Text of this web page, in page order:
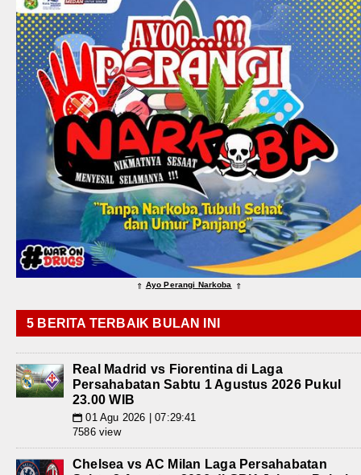
⇑ Ayo Perangi Narkoba ⇑
5 BERITA TERBAIK BULAN INI
Real Madrid vs Fiorentina di Laga
Persahabatan Sabtu 1 Agustus 2026 Pukul
23.00 WIB
📅 01 Agu 2026 | 07:29:41
7586 view
Chelsea vs AC Milan Laga Persahabatan